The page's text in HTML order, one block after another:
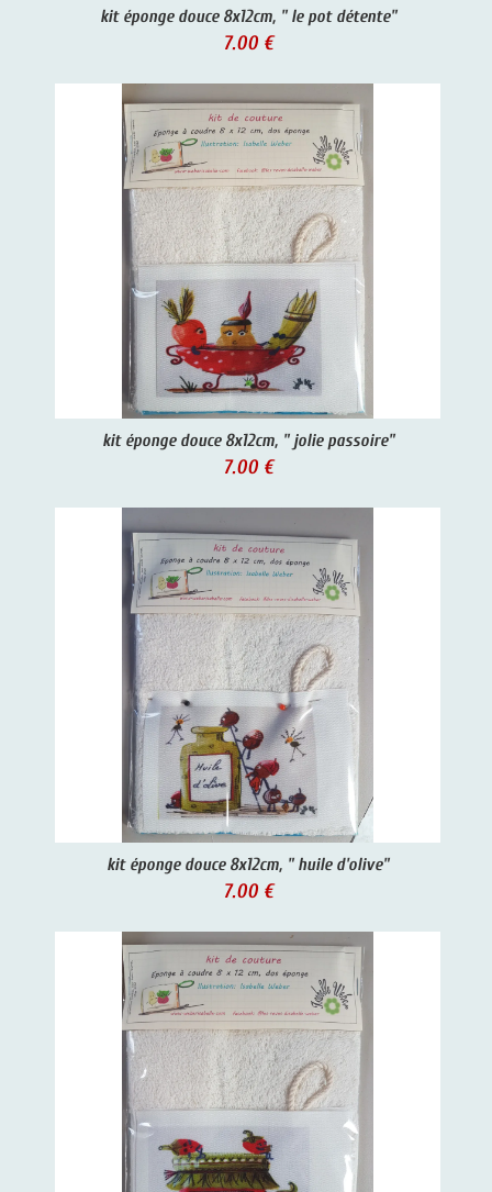
kit éponge douce 8x12cm, " le pot détente"
7.00 €
kit éponge douce 8x12cm, " jolie passoire"
7.00 €
kit éponge douce 8x12cm, " huile d'olive"
7.00 €